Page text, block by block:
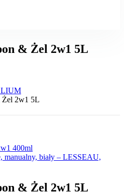
& Żel 2w1 5L
Żel 2w1 5L
400ml
manualny, biały – LESSEAU,
& Żel 2w1 5L